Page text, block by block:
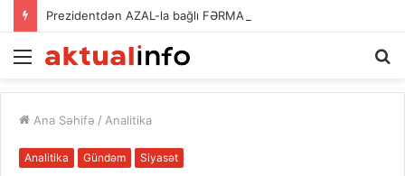
Prezidentdən AZAL-la bağlı FƏRMAN
Menu
Ana Səhifə / Analitika
Analitika Gündəm Siyasət